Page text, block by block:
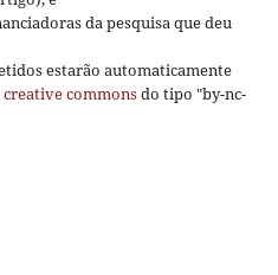
da pesquisa que deu
estarão automaticamente
creative commonsdo tipo "by-nc-